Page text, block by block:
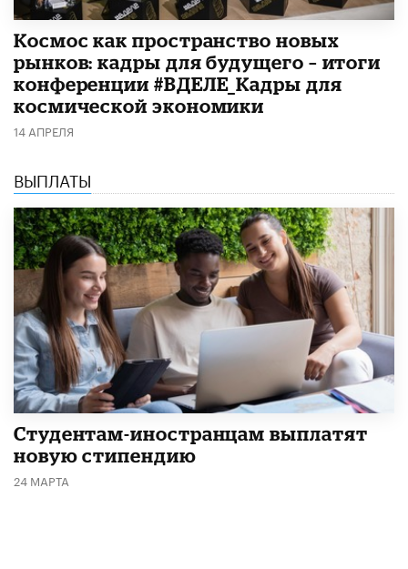
Космос как пространство новых
рынков: кадры для будущего – итоги
конференции #ВДЕЛЕ_Кадры для
космической экономики
14 АПРЕЛЯ
ВЫПЛАТЫ
Студентам-иностранцам выплатят
новую стипендию
24 МАРТА